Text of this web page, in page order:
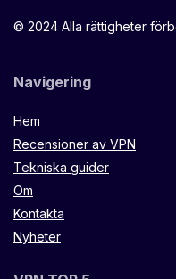
© 2024 Alla rättigheter
Navigering
Hem
Recensioner av VPN
Tekniska guider
Om
Kontakta
Nyheter